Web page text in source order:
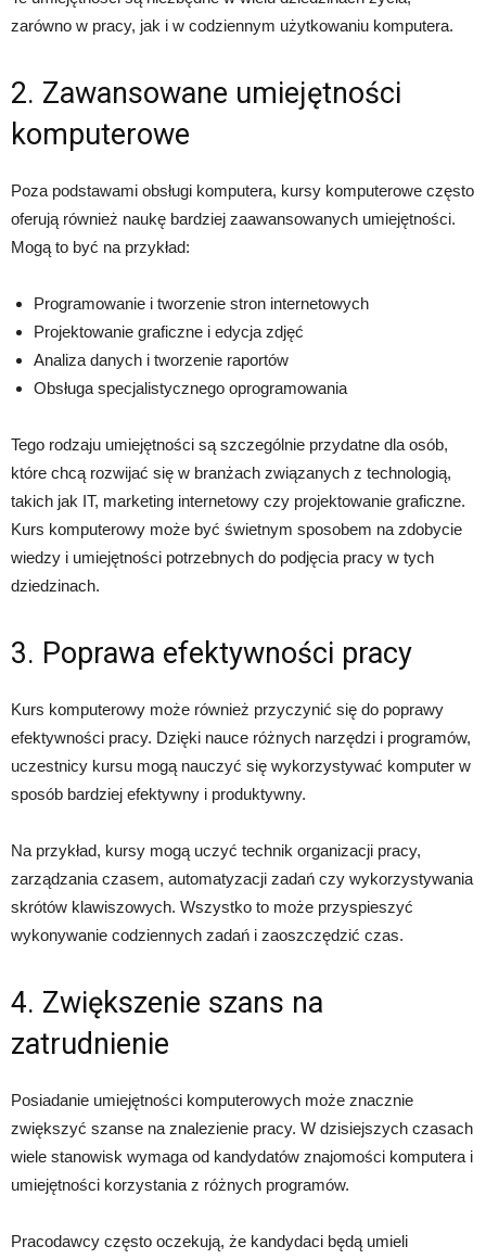
zarówno w pracy, jak i w codziennym użytkowaniu komputera.
2. Zawansowane umiejętności
komputerowe
Poza podstawami obsługi komputera, kursy komputerowe często
oferują również naukę bardziej zaawansowanych umiejętności.
Mogą to być na przykład:
Programowanie i tworzenie stron internetowych
Projektowanie graficzne i edycja zdjęć
Analiza danych i tworzenie raportów
Obsługa specjalistycznego oprogramowania
Tego rodzaju umiejętności są szczególnie przydatne dla osób,
które chcą rozwijać się w branżach związanych z technologią,
takich jak IT, marketing internetowy czy projektowanie graficzne.
Kurs komputerowy może być świetnym sposobem na zdobycie
wiedzy i umiejętności potrzebnych do podjęcia pracy w tych
dziedzinach.
3. Poprawa efektywności pracy
Kurs komputerowy może również przyczynić się do poprawy
efektywności pracy. Dzięki nauce różnych narzędzi i programów,
uczestnicy kursu mogą nauczyć się wykorzystywać komputer w
sposób bardziej efektywny i produktywny.
Na przykład, kursy mogą uczyć technik organizacji pracy,
zarządzania czasem, automatyzacji zadań czy wykorzystywania
skrótów klawiszowych. Wszystko to może przyspieszyć
wykonywanie codziennych zadań i zaoszczędzić czas.
4. Zwiększenie szans na
zatrudnienie
Posiadanie umiejętności komputerowych może znacznie
zwiększyć szanse na znalezienie pracy. W dzisiejszych czasach
wiele stanowisk wymaga od kandydatów znajomości komputera i
umiejętności korzystania z różnych programów.
Pracodawcy często oczekują, że kandydaci będą umieli